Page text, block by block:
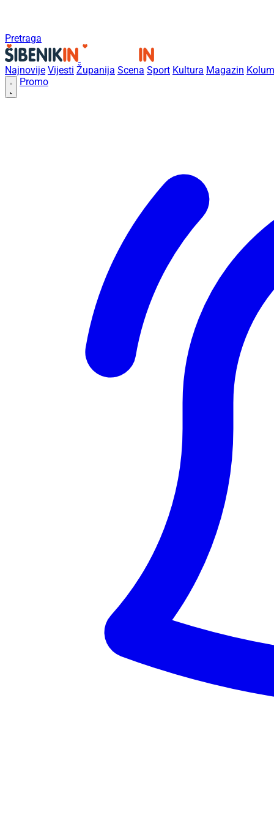
Pretraga
Najnovije Vijesti Županija Scena Sport Kultura Magazin
Promo